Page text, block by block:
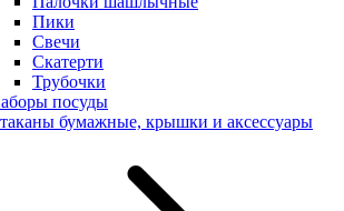
Пики
Свечи
Скатерти
Трубочки
посуды
бумажные, крышки и аксессуары